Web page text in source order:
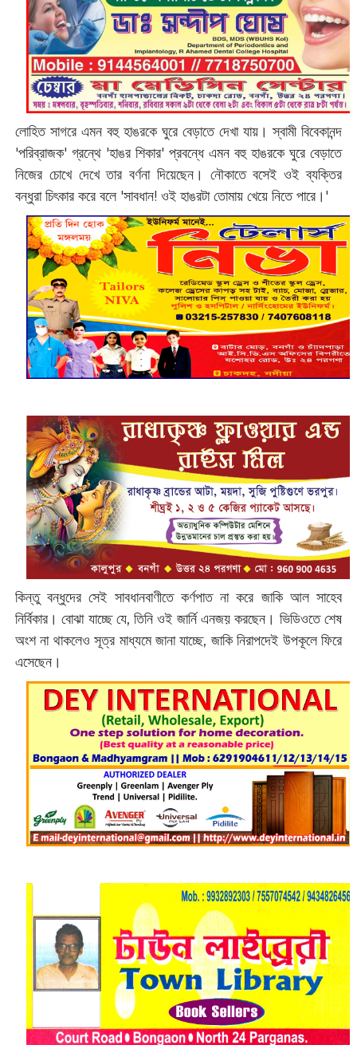
লোহিত সাগরে এমন বহু হাঙরকে ঘুরে বেড়াতে দেখা যায়। স্বামী বিবেকানন্দ
'পরিব্রাজক' গ্রন্থে 'হাঙর শিকার' প্রবন্ধে এমন বহু হাঙরকে ঘুরে বেড়াতে
নিজের চোখে দেখে তার বর্ণনা দিয়েছেন। নৌকাতে বসেই ওই ব্যক্তির
বন্ধুরা চিৎকার করে বলে 'সাবধান! ওই হাঙরটা তোমায় খেয়ে নিতে পারে।'‌
কিন্তু বন্ধুদের সেই সাবধানবাণীতে কর্ণপাত না করে জাকি আল সাহেব
নির্বিকার। বোঝা যাচ্ছে যে, তিনি ওই জার্নি এনজয় করছেন। ভিডিওতে শেষ
অংশ না থাকলেও সূত্র মাধ্যমে জানা যাচ্ছে, জাকি নিরাপদেই উপকূলে ফিরে
এসেছেন।